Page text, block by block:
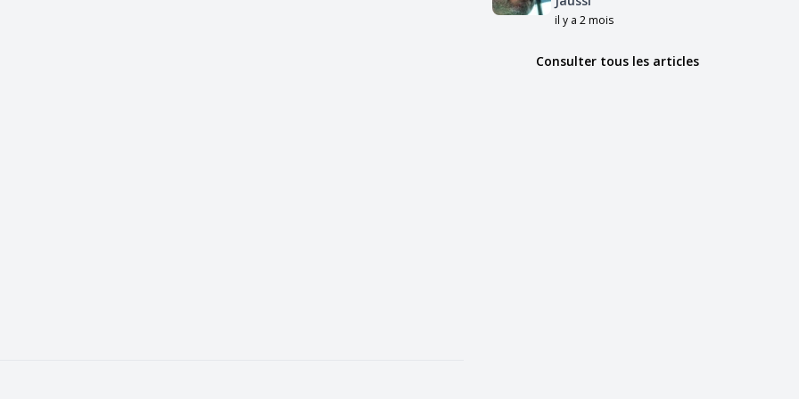
il y a 2 mois
Consulter tous les articles